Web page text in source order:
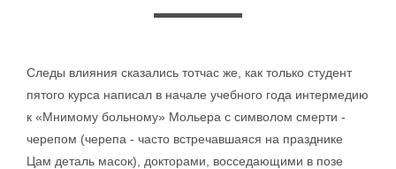
Следы влияния сказались тотчас же, как только студент
пятого курса написал в начале учебного года интермедию
к «Мнимому больному» Мольера с символом смерти -
черепом (черепа - часто встречавшаяся на празднике
Цам деталь масок), докторами, восседающими в позе